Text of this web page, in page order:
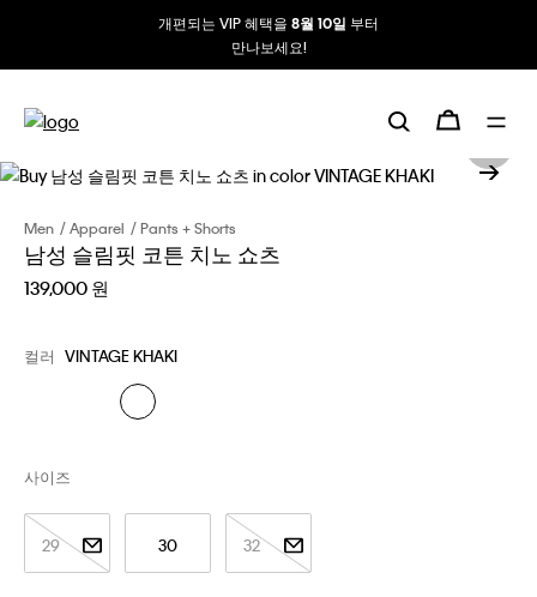
개편되는 VIP 혜택을 8월 10일 부터
만나보세요!
Men Apparel Pants + Shorts
남성 슬림핏 코튼 치노 쇼츠
139,000 원
컬러 VINTAGE KHAKI
29 30 32
사이즈